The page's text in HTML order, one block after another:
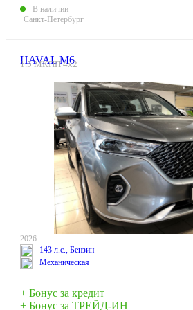
В наличии
Санкт-Петербург
HAVAL M6
1.5 МКПП 4х2
2026
143 л.с., Бензин
Механическая
+ Бонус за кредит
+ Бонус за ТРЕЙД-ИН